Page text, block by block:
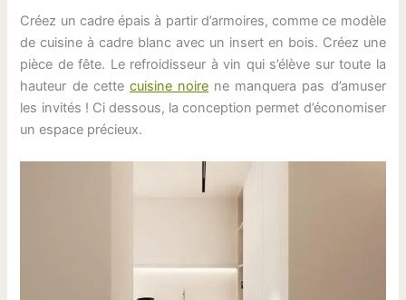
Créez un cadre épais à partir d’armoires, comme ce modèle
de cuisine à cadre blanc avec un insert en bois. Créez une
pièce de fête. Le refroidisseur à vin qui s’élève sur toute la
hauteur de cette cuisine noire ne manquera pas d’amuser
les invités ! Ci dessous, la conception permet d’économiser
un espace précieux.